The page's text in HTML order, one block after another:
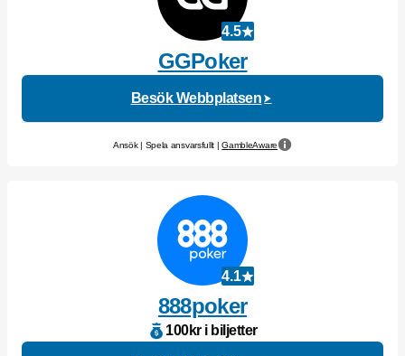
4.5
GGPoker
Besök Webbplatsen
Ansök | Spela ansvarsfullt |GambleAware
4.1
888poker
100kr i biljetter